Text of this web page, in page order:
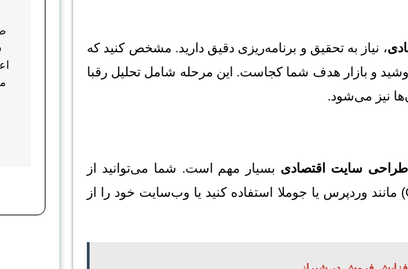
، نیاز به تحقیق و برنامه‌ریزی دقیق دارید. مشخص کنید که
و بازار هدف شما کجاست. این مرحله شامل تحلیل رقبا
نیز می‌شود.
طراحی سایت اقتصادی بسیار مهم است. شما می‌توانید از
سیستم‌های مدیریت محتوا (CMS) مانند وردپرس یا جوملا استفاده کنید یا وب‌سایت خود را از